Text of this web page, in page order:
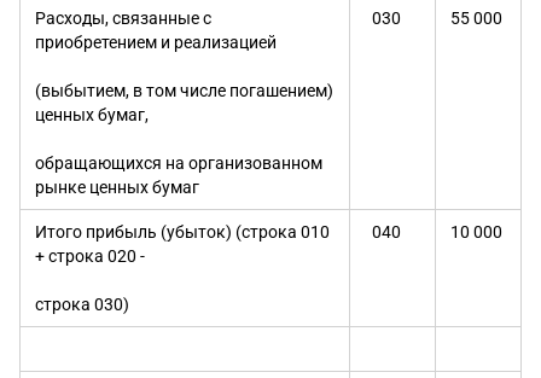
Расходы, связанные с
приобретением и реализацией
(выбытием, в том числе погашением)
ценных бумаг,
обращающихся на организованном
рынке ценных бумаг
030 55 000
Итого прибыль (убыток) (строка 010
+ строка 020 -
строка 030)
040 10 000